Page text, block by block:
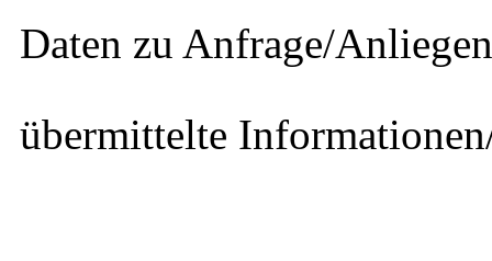
 Daten zu Anfrage/Anliegen
 übermittelte